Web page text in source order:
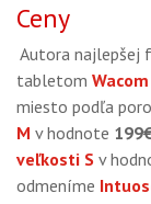
Ceny
Autora najlepšej
tabletom
miesto podľa
M v hodnote
veľkosti S v
odmeníme